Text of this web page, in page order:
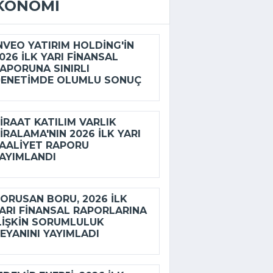
YATIRIM HOLDING'IN
ILK YARI FINANSAL
SINIRLI
OLUMLU SONUÇ
KATILIM VARLIK
2026 ILK YARI
RAPORU
BORU, 2026 ILK
FINANSAL RAPORLARINA
SORUMLULUK
YAYIMLADI